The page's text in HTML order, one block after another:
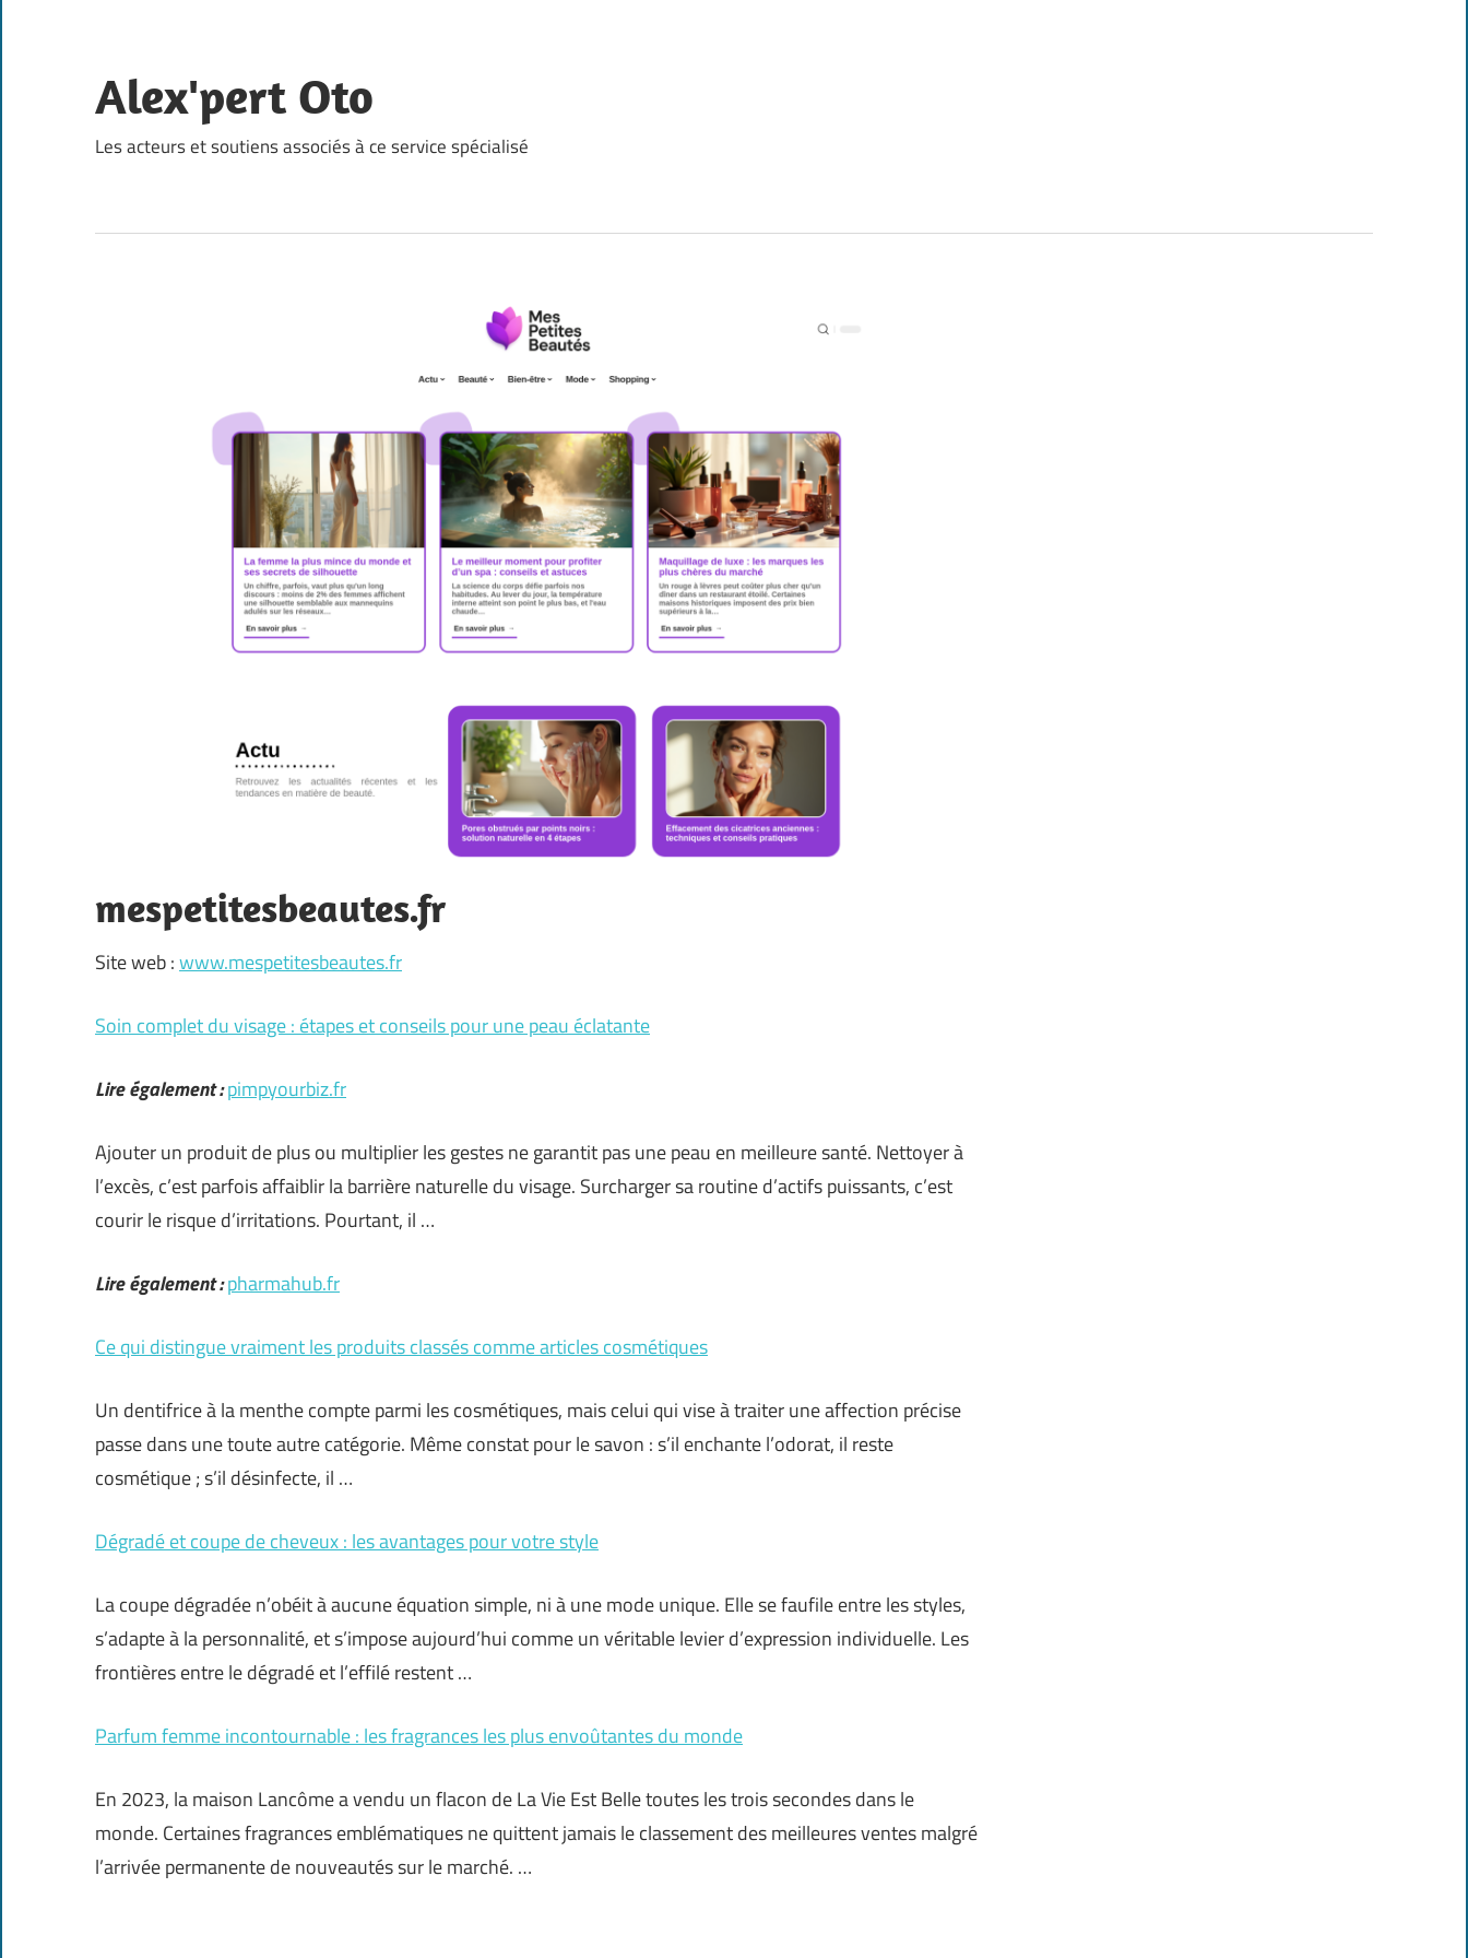
content
Alex'pert Oto
Les acteurs et soutiens associés à ce service spécialisé
mespetitesbeautes.fr
Site web :www.mespetitesbeautes.fr
Soin complet du visage : étapes et conseils pour une peau éclatante
Lire également :pimpyourbiz.fr
Ajouter un produit de plus ou multiplier les gestes ne garantit pas une peau en meilleure santé. Nettoyer à
l’excès, c’est parfois affaiblir la barrière naturelle du visage. Surcharger sa routine d’actifs puissants, c’est
courir le risque d’irritations. Pourtant, il …
Lire également :pharmahub.fr
Ce qui distingue vraiment les produits classés comme articles cosmétiques
Un dentifrice à la menthe compte parmi les cosmétiques, mais celui qui vise à traiter une affection précise
passe dans une toute autre catégorie. Même constat pour le savon : s’il enchante l’odorat, il reste
cosmétique ; s’il désinfecte, il …
Dégradé et coupe de cheveux : les avantages pour votre style
La coupe dégradée n’obéit à aucune équation simple, ni à une mode unique. Elle se faufile entre les styles,
s’adapte à la personnalité, et s’impose aujourd’hui comme un véritable levier d’expression individuelle. Les
frontières entre le dégradé et l’effilé restent …
Parfum femme incontournable : les fragrances les plus envoûtantes du monde
En 2023, la maison Lancôme a vendu un flacon de La Vie Est Belle toutes les trois secondes dans le
monde. Certaines fragrances emblématiques ne quittent jamais le classement des meilleures ventes malgré
l’arrivée permanente de nouveautés sur le marché. …